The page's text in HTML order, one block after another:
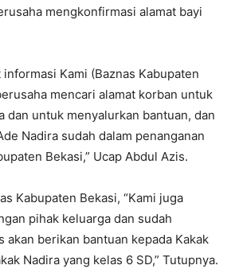
mengkonfirmasi alamat bayi
Kami (Baznas Kabupaten
mencari alamat korban untuk
dan untuk menyalurkan bantuan, dan
Nadira sudah dalam penanganan
Bekasi,” Ucap Abdul Azis.
Kabupaten Bekasi, “Kami juga
pihak keluarga dan sudah
akan berikan bantuan kepada Kakak
Nadira yang kelas 6 SD,” Tutupnya.